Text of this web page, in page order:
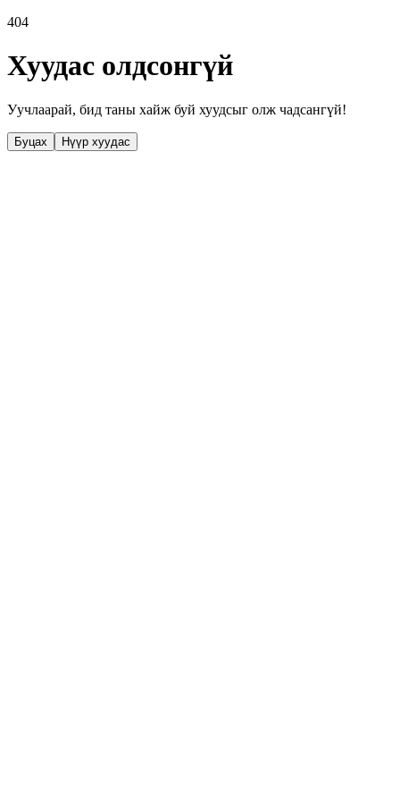
404
Хуудас олдсонгүй
Уучлаарай, бид таны хайж буй хуудсыг олж чадсангүй!
Буцах Нүүр хуудас